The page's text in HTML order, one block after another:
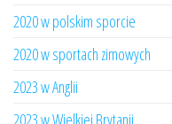
2020 w polskim sporcie
2020 w sportach zimowych
2023 w Anglii
2023 w Wielkiej Brytanii